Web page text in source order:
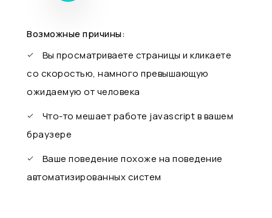
Возможные причины:
Вы просматриваете страницы и кликаете
со скоростью, намного превышающую
ожидаемую от человека
Что-то мешает работе javascript в вашем
браузере
Ваше поведение похоже на поведение
автоматизированных систем